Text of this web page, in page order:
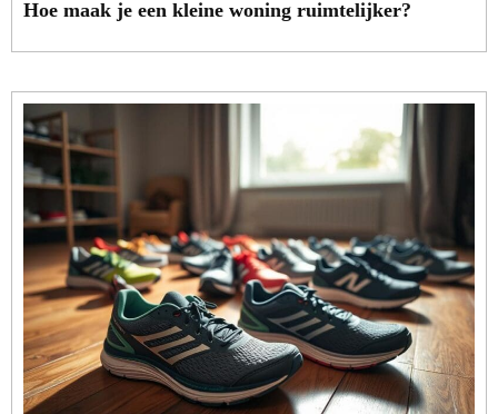
Hoe maak je een kleine woning ruimtelijker?